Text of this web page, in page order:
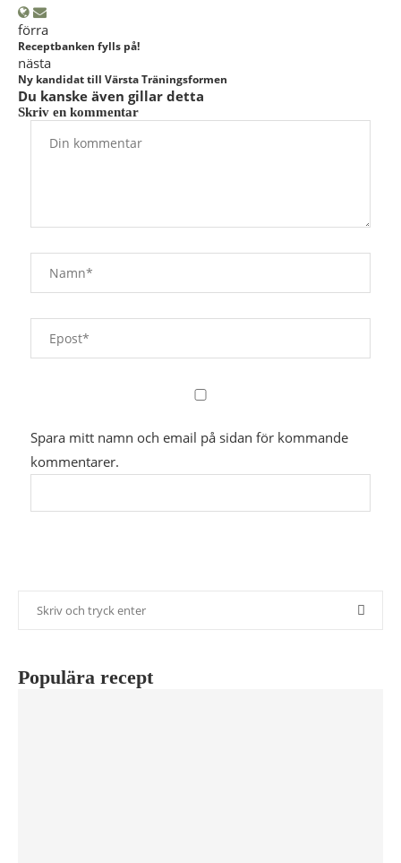
förra
Receptbanken fylls på!
nästa
Ny kandidat till Värsta Träningsformen
Du kanske även gillar detta
Skriv en kommentar
Spara mitt namn och email på sidan för kommande
kommentarer.
Populära recept